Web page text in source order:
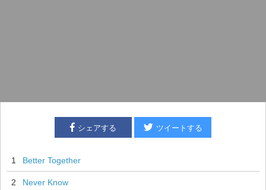
シェアする ツイートする
1 Better Together
2 Never Know